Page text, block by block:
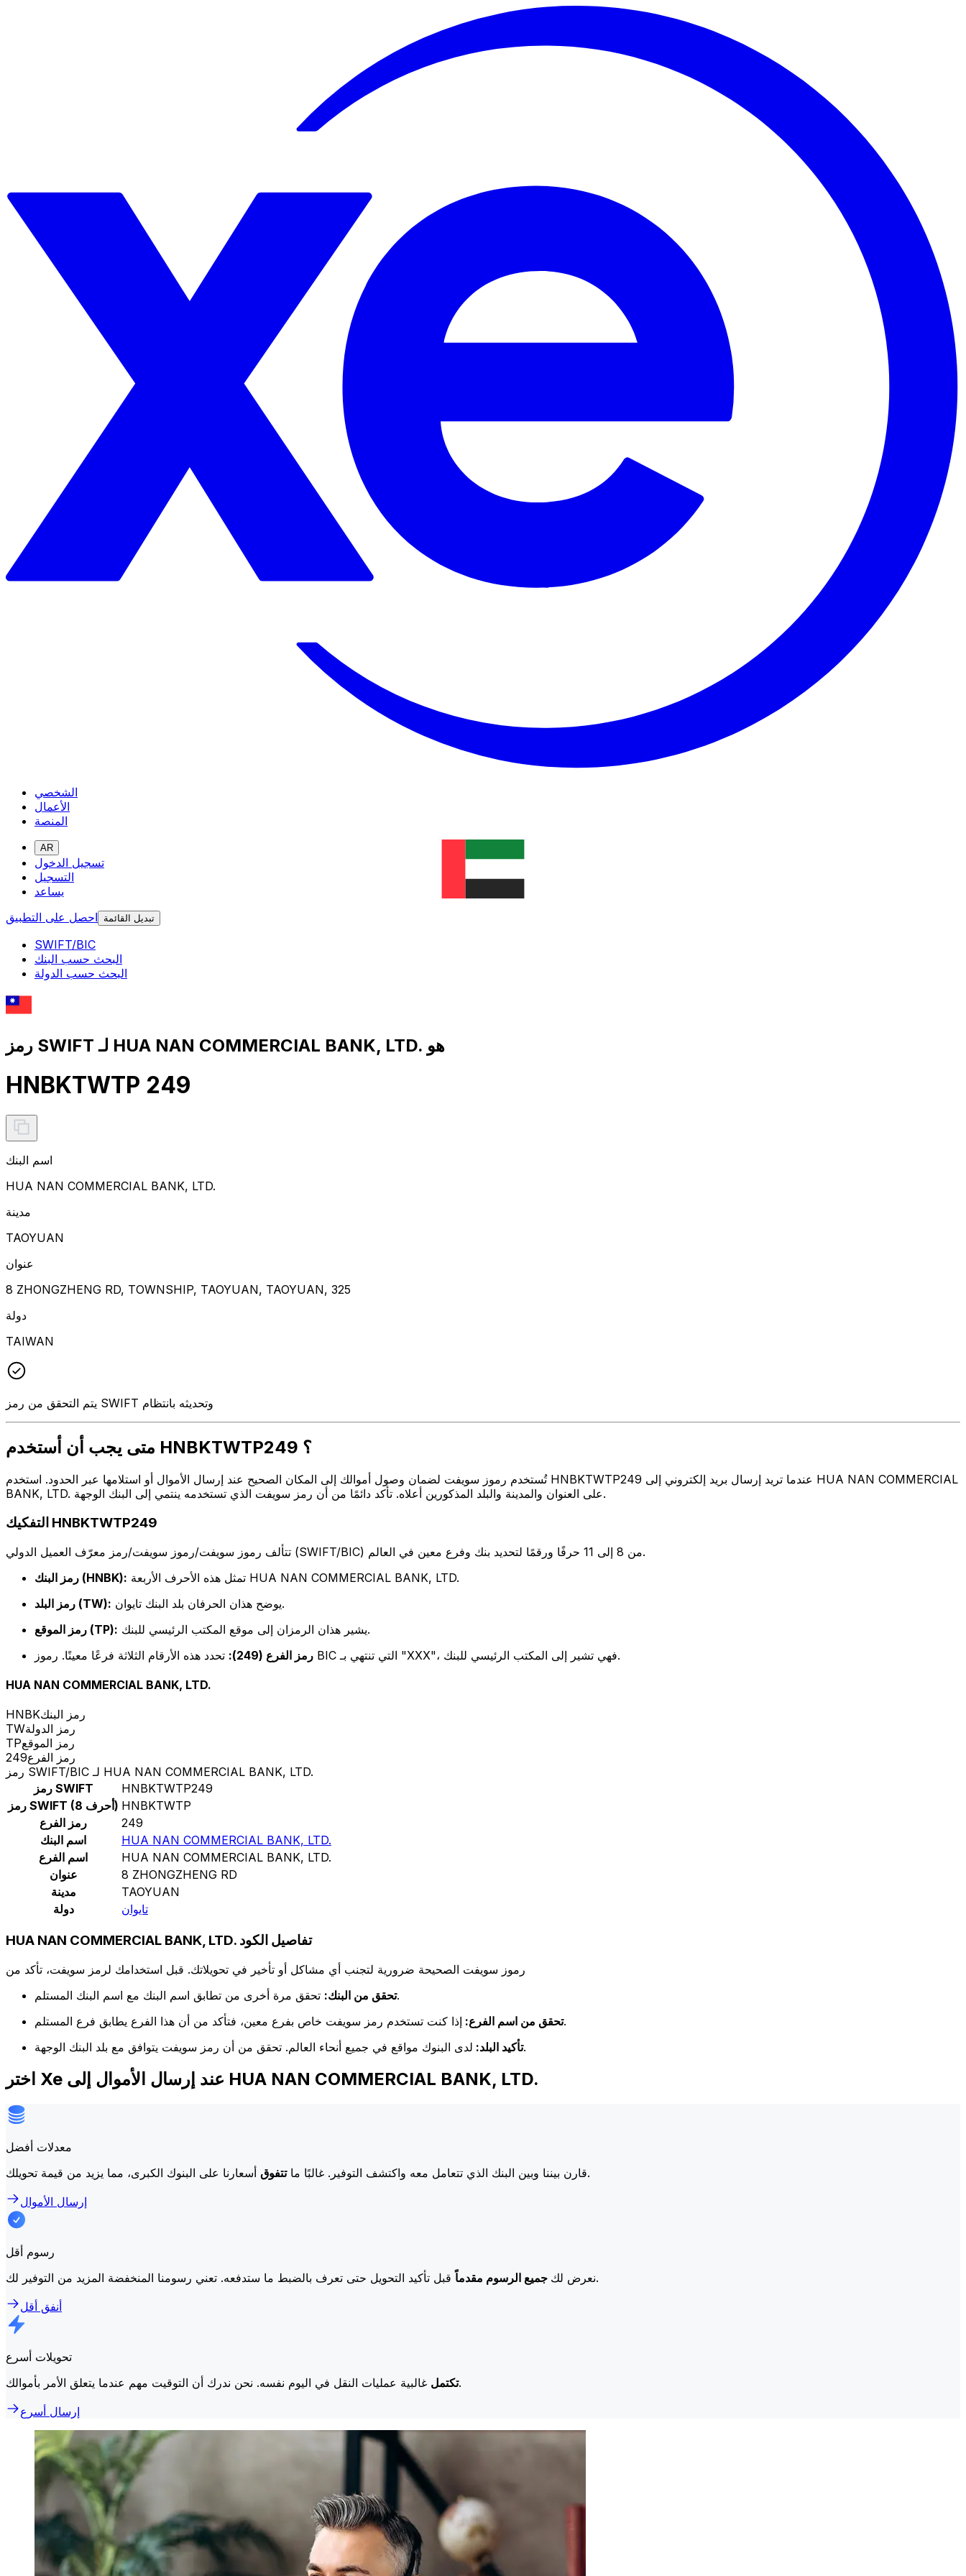
الشخصي
الأعمال
المنصة
AR
تسجيل الدخول
التسجيل
يساعد
احصل على التطبيق
تبديل القائمة
SWIFT/BIC
البحث حسب البنك
البحث حسب الدولة
رمز SWIFT لـ HUA NAN COMMERCIAL BANK, LTD. هو
HNBKTWTP 249
اسم البنك
HUA NAN COMMERCIAL BANK, LTD.
مدينة
TAOYUAN
عنوان
8 ZHONGZHENG RD, TOWNSHIP, TAOYUAN, TAOYUAN, 325
دولة
TAIWAN
يتم التحقق من رمز SWIFT وتحديثه بانتظام
متى يجب أن أستخدم HNBKTWTP249 ؟
تُستخدم رموز سويفت لضمان وصول أموالك إلى المكان الصحيح عند إرسال الأموال أو استلامها عبر الحدود. استخدم HNBKTWTP249 عندما تريد إرسال بريد إلكتروني إلى HUA NAN COMMERCIAL
BANK, LTD. على العنوان والمدينة والبلد المذكورين أعلاه. تأكد دائمًا من أن رمز سويفت الذي تستخدمه ينتمي إلى البنك الوجهة.
التفكيك HNBKTWTP249
تتألف رموز سويفت/رموز سويفت/رمز معرّف العميل الدولي (SWIFT/BIC) من 8 إلى 11 حرفًا ورقمًا لتحديد بنك وفرع معين في العالم.
رمز البنك (HNBK):
تمثل هذه الأحرف الأربعة HUA NAN COMMERCIAL BANK, LTD.
رمز البلد (TW):
يوضح هذان الحرفان بلد البنك تايوان.
رمز الموقع (TP):
يشير هذان الرمزان إلى موقع المكتب الرئيسي للبنك.
رمز الفرع (249):
تحدد هذه الأرقام الثلاثة فرعًا معينًا. رموز BIC التي تنتهي بـ "XXX"، فهي تشير إلى المكتب الرئيسي للبنك.
HUA NAN COMMERCIAL BANK, LTD.
HNBKرمز البنك
TWرمز الدولة
TPرمز الموقع
249رمز الفرع
رمز SWIFT/BIC لـ HUA NAN COMMERCIAL BANK, LTD.
رمز SWIFT
HNBKTWTP249
رمز SWIFT (8 أحرف) HNBKTWTP
رمز الفرع
249
اسم البنك
HUA NAN COMMERCIAL BANK, LTD.
اسم الفرع
HUA NAN COMMERCIAL BANK, LTD.
عنوان
8 ZHONGZHENG RD
مدينة
TAOYUAN
دولة
تايوان
HUA NAN COMMERCIAL BANK, LTD. تفاصيل الكود
رموز سويفت الصحيحة ضرورية لتجنب أي مشاكل أو تأخير في تحويلاتك. قبل استخدامك لرمز سويفت، تأكد من
تحقق من البنك:تحقق مرة أخرى من تطابق اسم البنك مع اسم البنك المستلم.
تحقق من اسم الفرع:إذا كنت تستخدم رمز سويفت خاص بفرع معين، فتأكد من أن هذا الفرع يطابق فرع المستلم.
تأكيد البلد:لدى البنوك مواقع في جميع أنحاء العالم. تحقق من أن رمز سويفت يتوافق مع بلد البنك الوجهة.
اختر Xe عند إرسال الأموال إلى HUA NAN COMMERCIAL BANK, LTD.
معدلات أفضل
قارن بيننا وبين البنك الذي تتعامل معه واكتشف التوفير. غالبًا ماتتفوق
أسعارنا على البنوك الكبرى، مما يزيد من قيمة تحويلك.
إرسال الأموال
رسوم أقل
نعرض لك جميع الرسوم مقدماً
قبل تأكيد التحويل حتى تعرف بالضبط ما ستدفعه. تعني رسومنا المنخفضة المزيد من التوفير لك.
أنفق أقل
تحويلات أسرع
تكتملغالبية عمليات النقل في اليوم نفسه. نحن ندرك أن التوقيت مهم عندما يتعلق الأمر بأموالك.
إرسال أسرع